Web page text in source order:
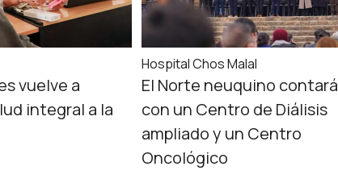
vuelve a
integral a la
Hospital Chos Malal
El Norte neuquino contará
con un Centro de Diálisis
ampliado y un Centro
Oncológico